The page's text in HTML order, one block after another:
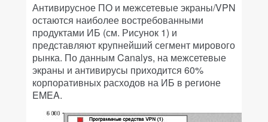
Антивирусное ПО и межсетевые экраны/VPN
остаются наиболее востребованными
продуктами ИБ (см. Рисунок 1) и
представляют крупнейший сегмент мирового
рынка. По данным Canalys, на межсетевые
экраны и антивирусы приходится 60%
корпоративных расходов на ИБ в регионе
EMEA.